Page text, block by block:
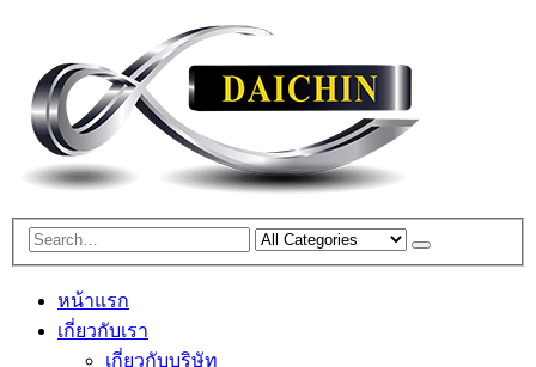
หน้าแรก
เกี่ยวกับเรา
เกี่ยวกับบริษัท